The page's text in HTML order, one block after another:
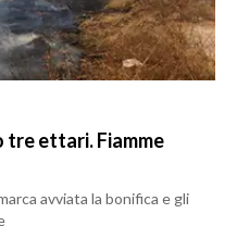
tre ettari. Fiamme
avviata la bonifica e gli